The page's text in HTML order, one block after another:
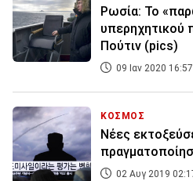
Ρωσία: Το
υπερηχητικού
Πούτιν (pics)
09 Ιαν 2020 16:57
ΚΟΣΜΟΣ
Νέες
02 Αυγ 2019